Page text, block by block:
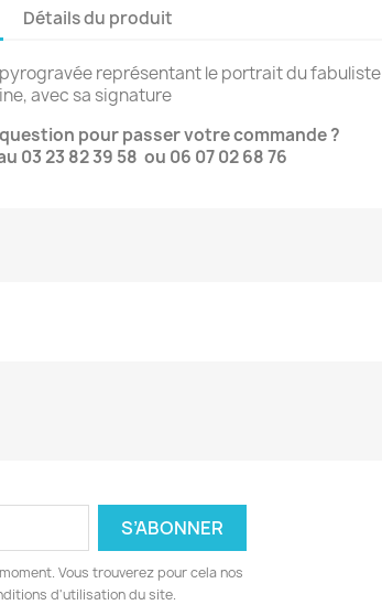
Détails du produit
représentant le portrait du fabuliste
avec sa signature
pour passer votre commande ?
03 23 82 39 58 ou 06 07 02 68 76
Vous trouverez pour cela nos
d'utilisation du site.